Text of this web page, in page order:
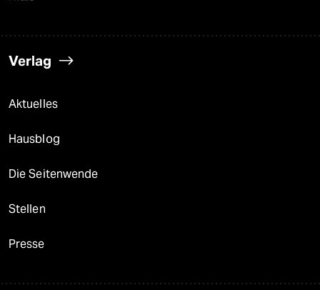
Verlag
Aktuelles
Hausblog
Die Seitenwende
Stellen
Presse